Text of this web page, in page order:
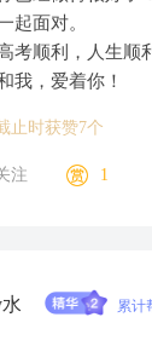
起面对。
考顺利，人生顺
我，爱着你！
止时获赞7个
注 1
累计